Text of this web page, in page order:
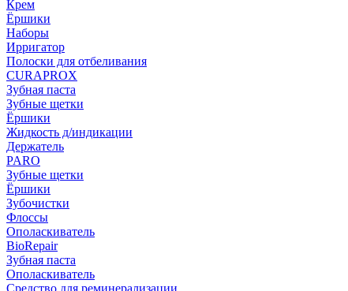
Крем
Ёршики
Наборы
Ирригатор
Полоски для отбеливания
CURAPROX
Зубная паста
Зубные щетки
Ёршики
Жидкость д/индикации
Держатель
PARO
Зубные щетки
Ёршики
Зубочистки
Флоссы
Ополаскиватель
BioRepair
Зубная паста
Ополаскиватель
Средство для реминерализации